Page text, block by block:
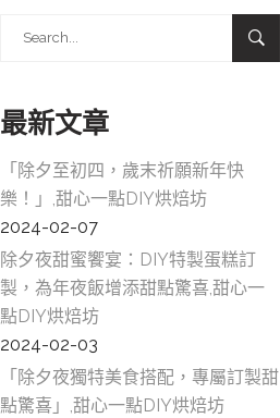
最新文章
「除夕至初四，歲末祈願新年快
樂！」,甜心一點DIY烘焙坊
2024-02-07
除夕夜甜蜜饗宴：DIY特製蛋糕訂
製，為年夜飯增添甜點驚喜,甜心一
點DIY烘焙坊
2024-02-03
「除夕夜獨特美食搭配，專屬訂製甜
點驚喜」,甜心一點DIY烘焙坊